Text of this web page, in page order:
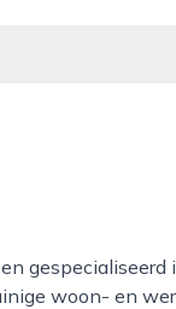
woon- en